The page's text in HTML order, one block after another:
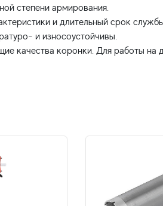
степени армирования.
и длительный срок
и износоустойчивы.
качества коронки. Для работы на